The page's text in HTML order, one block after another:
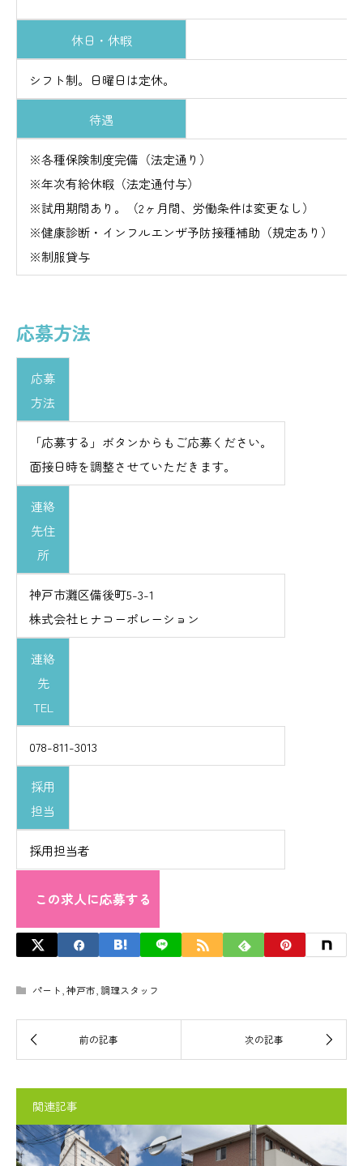
休日・休暇
シフト制。日曜日は定休。
待遇
※各種保険制度完備（法定通り）
※年次有給休暇（法定通付与）
※試用期間あり。（2ヶ月間、
※健康診断・インフルエンザ予防
※制服貸与
応募方法
応募
方法
「応募する」ボタンからもご応募ください。
面接日時を調整させていただきます。
連絡
先住
所
神戸市灘区備後町5-3-1
株式会社ヒナコーポレーション
連絡
先
TEL
078-811-3013
採用
担当
採用担当者
この求人に応募する
パート 神戸市 調理スタッフ
関連記事